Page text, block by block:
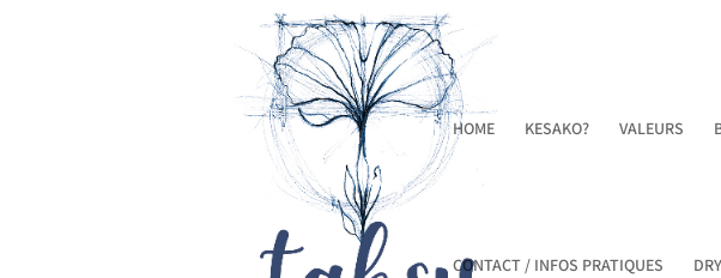
HOME KESAKO? VALEURS
CONTACT / INFOS PRATIQUES